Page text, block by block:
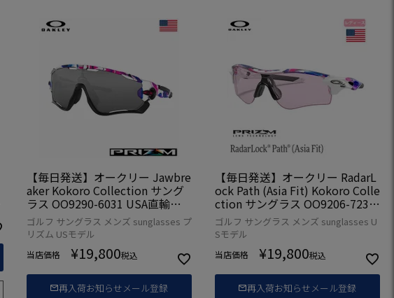
【毎日発送】オークリー Jawbre
aker Kokoro Collection サング
ラス OO9290-6031 USA直輸入
品
ゴルフ サングラス メンズ sunglasses プ
リズム USモデル
当店価格 ¥19,800税込
再入荷お知らせメール登録
【毎日発送】オークリー RadarL
ock Path (Asia Fit) Kokoro Colle
ction サングラス OO9206-7238
USA直輸入品
ゴルフ サングラス メンズ sunglasses U
Sモデル
当店価格 ¥19,800税込
再入荷お知らせメール登録